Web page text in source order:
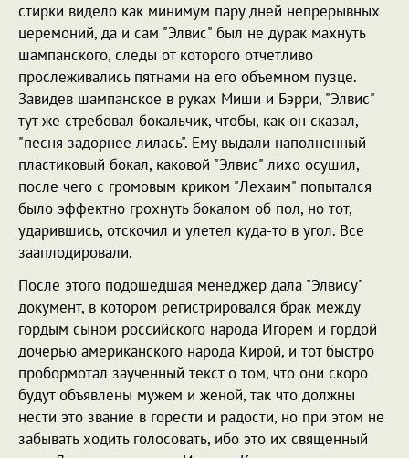
стирки видело как минимум пару дней непрерывных
церемоний, да и сам "Элвис" был не дурак махнуть
шампанского, следы от которого отчетливо
прослеживались пятнами на его объемном пузце.
Завидев шампанское в руках Миши и Бэрри, "Элвис"
тут же стребовал бокальчик, чтобы, как он сказал,
"песня задорнее лилась". Ему выдали наполненный
пластиковый бокал, каковой "Элвис" лихо осушил,
после чего с громовым криком "Лехаим" попытался
было эффектно грохнуть бокалом об пол, но тот,
ударившись, отскочил и улетел куда-то в угол. Все
зааплодировали.
После этого подошедшая менеджер дала "Элвису"
документ, в котором регистрировался брак между
гордым сыном российского народа Игорем и гордой
дочерью американского народа Кирой, и тот быстро
пробормотал заученный текст о том, что они скоро
будут объявлены мужем и женой, так что должны
нести это звание в горести и радости, но при этом не
забывать ходить голосовать, ибо это их священный